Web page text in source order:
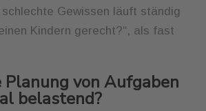
Gewissen läuft ständig
Kindern gerecht?“, als fast
von Aufgaben
belastend?